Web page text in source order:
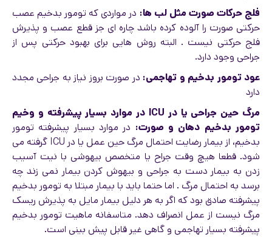
فلج حرکات صورت مثل لب ها: در مواردی که تومور بدخیم عصب
حرکتی صورت را آلوده کرده باشد چاره ای جز قطع عصب و پذیرش
فلج حرکتی نیست . البته روش هایی برای بهبود حرکتی پس از
جراحی وجود دارد.
عود تومور بدخیم و تهاجمی: در صورت بروز نیاز به جراحی مجدد
دارد
مرگ حین جراحی یا در ICU در موارد بسیار پیشرفته و وخیم
تومور بدخیم دهان و صورت: در موارد بسیار پیشرفته تومور
بدخیم، از بیمار رضایت احتمال مرگ حین عمل یا در ICU گرفته می
شود. قطعا هیچ وقت جراح یا متخصص بیهوشی با نیت آسیب
زدن به بیمار دست به جراحی و بیهوش کردن بیمار نمی زند چه
برسد به احتمال مرگ . اما حتما باید با بیمار مبتلا به تومور بدخیم
پیشرفته صادق بود که اگر به هر دلیل بیمار مایل به پذیرش ریسک
مرگ نیست از عمل انصراف دهد. متاسفانه ماهیت تومور بدخیم
پیشرفته بسیار تهاجمی و گاهی غیر قابل پیش بینی است.